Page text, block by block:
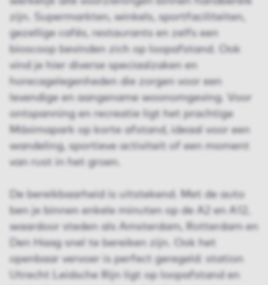
zijn. Supermarkten, winkels, sportfaciliteiten,
gezellige cafés, restaurants en zelfs een
bioscoop bevinden zich op loopafstand. Ook
vind je hier diverse speciaalzaken en
horecagelegenheden die zorgen voor een
levendige en aangename woonomgeving. Voor
ontspanning en recreatie ligt het prachtige
Máximapark op korte afstand, ideaal voor een
wandeling, sportieve activiteit of een moment
van rust in het groen.
De bereikbaarheid is uitstekend. Met de auto
ben je binnen enkele minuten op de A2 en A12,
waardoor steden als Amsterdam, Rotterdam en
Den Haag snel te bereiken zijn. Ook het
openbaar vervoer is perfect geregeld: station
Utrecht Leidsche Rijn ligt op loopafstand en